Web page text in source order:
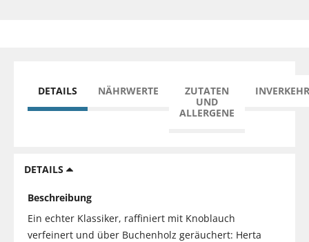
DETAILS NÄHRWERTE
ZUTATEN
UND
ALLERGENE
DETAILS
Beschreibung
Ein echter Klassiker, raffiniert mit Knoblauch
verfeinert und über Buchenholz geräuchert: Herta